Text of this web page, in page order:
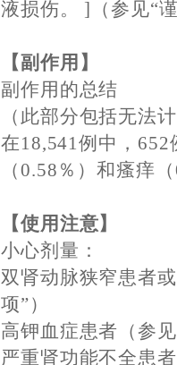
液损伤。 ]（参见“
【副作用】
副作用的总结
（此部分包括无法
在18,541例中，
（0.58％）和瘙痒
【使用注意】
小心剂量：
双肾动脉狭窄患者
项”）
高钾血症患者（参
严重肾功能不全患